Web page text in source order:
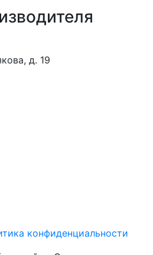
д. 19
конфиденциальности